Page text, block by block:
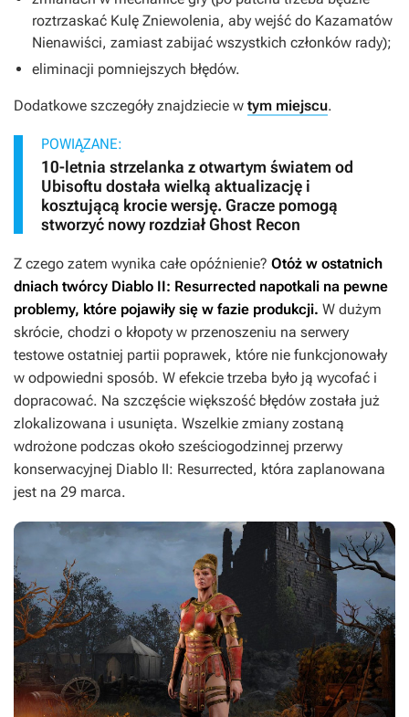
roztrzaskać Kulę Zniewolenia, aby wejść do Kazamatów
Nienawiści, zamiast zabijać wszystkich członków rady);
eliminacji pomniejszych błędów.
Dodatkowe szczegóły znajdziecie w tym miejscu.
POWIĄZANE:
10-letnia strzelanka z otwartym światem od
Ubisoftu dostała wielką aktualizację i
kosztującą krocie wersję. Gracze pomogą
stworzyć nowy rozdział Ghost Recon
Z czego zatem wynika całe opóźnienie? Otóż w ostatnich
dniach twórcy Diablo II: Resurrected napotkali na pewne
problemy, które pojawiły się w fazie produkcji. W dużym
skrócie, chodzi o kłopoty w przenoszeniu na serwery
testowe ostatniej partii poprawek, które nie funkcjonowały
w odpowiedni sposób. W efekcie trzeba było ją wycofać i
dopracować. Na szczęście większość błędów została już
zlokalizowana i usunięta. Wszelkie zmiany zostaną
wdrożone podczas około sześciogodzinnej przerwy
konserwacyjnej Diablo II: Resurrected, która zaplanowana
jest na 29 marca.